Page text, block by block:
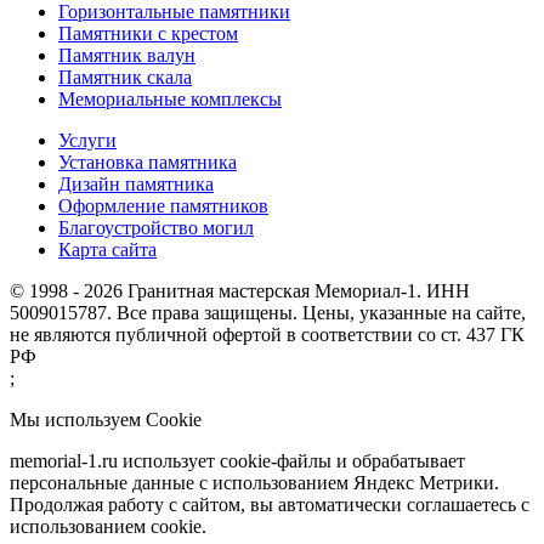
Горизонтальные памятники
Памятники с крестом
Памятник валун
Памятник скала
Мемориальные комплексы
Услуги
Установка памятника
Дизайн памятника
Оформление памятников
Благоустройство могил
Карта сайта
© 1998 - 2026 Гранитная мастерская Мемориал-1. ИНН
5009015787. Все права защищены. Цены, указанные на сайте,
не являются публичной офертой в соответствии со ст. 437 ГК
РФ
;
Мы используем Cookie
memorial-1.ru использует cookie-файлы и обрабатывает
персональные данные с использованием Яндекс Метрики.
Продолжая работу с сайтом, вы автоматически соглашаетесь с
использованием cookie.